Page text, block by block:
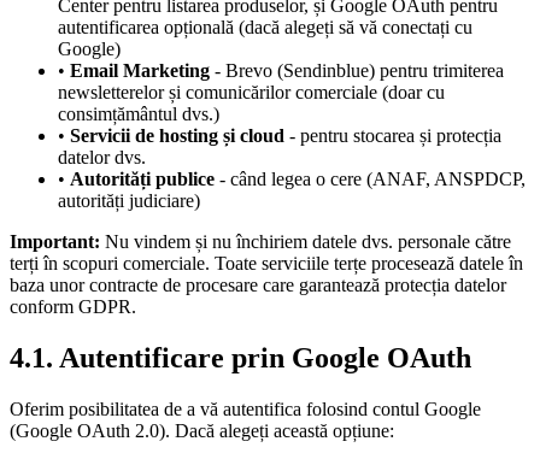
Center pentru listarea produselor, și Google OAuth pentru
autentificarea opțională (dacă alegeți să vă conectați cu
Google)
• Email Marketing - Brevo (Sendinblue) pentru trimiterea
newsletterelor și comunicărilor comerciale (doar cu
consimțământul dvs.)
• Servicii de hosting și cloud - pentru stocarea și protecția
datelor dvs.
• Autorități publice - când legea o cere (ANAF, ANSPDCP,
autorități judiciare)
Important: Nu vindem și nu închiriem datele dvs. personale către
terți în scopuri comerciale. Toate serviciile terțe procesează datele în
baza unor contracte de procesare care garantează protecția datelor
conform GDPR.
4.1. Autentificare prin Google OAuth
Oferim posibilitatea de a vă autentifica folosind contul Google
(Google OAuth 2.0). Dacă alegeți această opțiune: